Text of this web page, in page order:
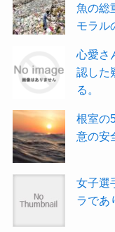
魚の総
モラル
心愛さ
認した
る。
根室の
意の安
女子選
ラであ